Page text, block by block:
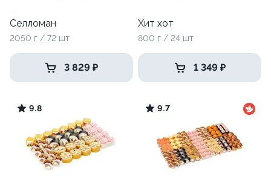
Селломан
2050 г / 72 шт
3 829 ₽
Хит хот
800 г / 24 шт
1 349 ₽
9.8 9.7